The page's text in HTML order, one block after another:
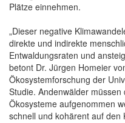
Plätze einnehmen.
„Dieser negative
direkte und indirekte
Entwaldungsraten und
betont Dr. Jürgen Homeier
Ökosystemforschung der
Studie. Andenwälder
Ökosysteme aufgenommen
schnell und kohärent auf